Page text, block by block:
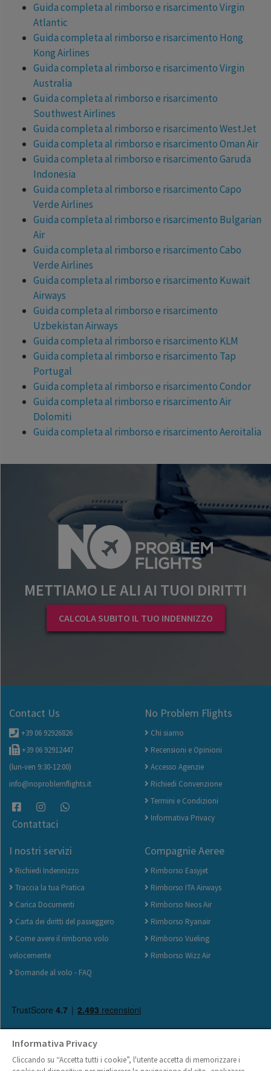
Guida completa al rimborso e risarcimento Virgin
Atlantic
Guida completa al rimborso e risarcimento Hong
Kong Airlines
Guida completa al rimborso e risarcimento Virgin
Australia
Guida completa al rimborso e risarcimento
Southwest Airlines
Guida completa al rimborso e risarcimento WestJet
Guida completa al rimborso e risarcimento Oman Air
Guida completa al rimborso e risarcimento Garuda
Indonesia
Guida completa al rimborso e risarcimento Capo
Verde Airlines
Guida completa al rimborso e risarcimento Bulgarian
Air
Guida completa al rimborso e risarcimento Cabo
Verde Airlines
Guida completa al rimborso e risarcimento Kuwait
Airways
Guida completa al rimborso e risarcimento
Uzbekistan Airways
Guida completa al rimborso e risarcimento KLM
Guida completa al rimborso e risarcimento Tap
Portugal
Guida completa al rimborso e risarcimento Condor
Guida completa al rimborso e risarcimento Air
Dolomiti
Guida completa al rimborso e risarcimento Aeroitalia
METTIAMO LE ALI AI TUOI DIRITTI
CALCOLA SUBITO IL TUO INDENNIZZO
Contact Us
+39 06 92926826
+39 06 92912447
(lun-ven 9:30-12:00)
info@noproblemflights.it
Contattaci
No Problem Flights
Chi siamo
Recensioni e Opinioni
Accesso Agenzie
Richiedi Convenzione
Termini e Condizioni
Informativa Privacy
I nostri servizi
Richiedi Indennizzo
Traccia la tua Pratica
Carica Documenti
Carta dei diritti del passeggero
Come avere il rimborso volo
velocemente
Domande al volo - FAQ
Compagnie Aeree
Rimborso Easyjet
Rimborso ITA Airways
Rimborso Neos Air
Rimborso Ryanair
Rimborso Vueling
Rimborso Wizz Air
Informativa Privacy
Cliccando su “Accetta tutti i cookie”, l'utente accetta di memorizzare i